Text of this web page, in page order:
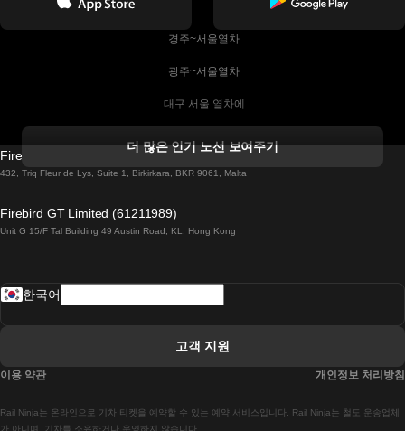
경주~서울열차
광주~서울열차
대구 서울 열차에
더블린에서 골웨이 열차
로마에서 나폴리 열차
더 많은 인기 노선 보여주기
Firebird GT Limited (OC 1451)
432, Triq Fleur de Lys, Suite 1, Birkirkara, BKR 9061, Malta
Firebird GT Limited (61211989)
Unit G 15/F Tal Building 49 Austin Road, KL, Hong Kong
Rail Ninja는 온라인으로 기차 티켓을 예약할 수 있는 예약 서비스입니다. Rail Ninja는 철도 운송업체
가 아니며, 기차를 소유하거나 운영하지 않습니다.
한국어
고객 지원
이용 약관 개인정보 처리방침